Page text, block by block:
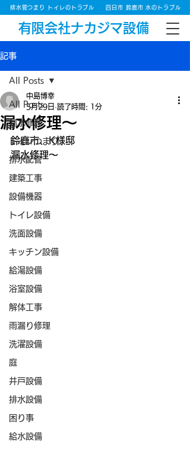
有限会社ナカジマ設備
排水管つまり トイレのトラブル 四日市 鈴鹿市 水のトラブル
記事
All Posts
漏水修理
トイレつまり
排水配管
建築工事
設備機器
トイレ設備
洗面設備
キッチン設備
給湯設備
浴室設備
解体工事
雨漏り修理
洗濯設備
庭
井戸設備
排水設備
困り事
給水設備
All Posts
漏水修理～
中島博幸
5月29日 読了時間: 1分
鈴鹿市、K様邸
漏水修理～